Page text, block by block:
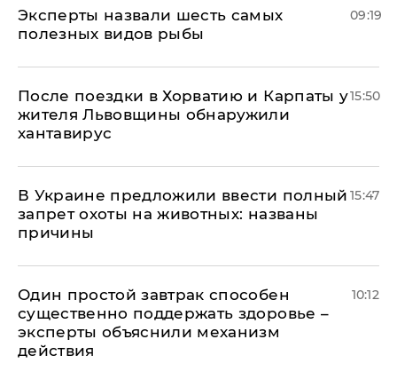
Эксперты назвали шесть самых
полезных видов рыбы
09:19
После поездки в Хорватию и Карпаты у
жителя Львовщины обнаружили
хантавирус
15:50
В Украине предложили ввести полный
запрет охоты на животных: названы
причины
15:47
Один простой завтрак способен
существенно поддержать здоровье –
эксперты объяснили механизм
действия
10:12